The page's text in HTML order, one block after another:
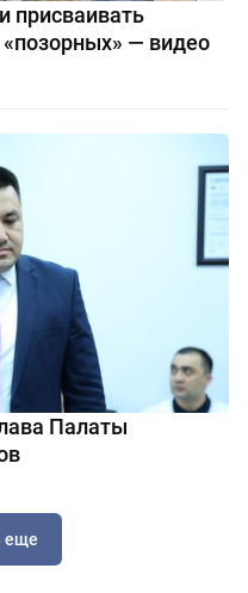
присваивать
— видео
Палаты
еще